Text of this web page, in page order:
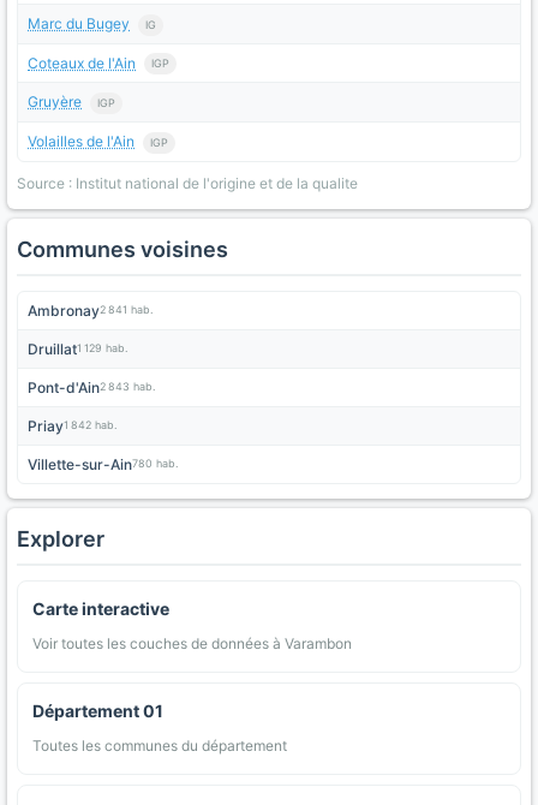
Marc du Bugey IG
Coteaux de l'Ain IGP
Gruyère IGP
Volailles de l'Ain IGP
Source : Institut national de l'origine et de la qualite
Communes voisines
Ambronay2 841 hab.
Druillat1 129 hab.
Pont-d'Ain2 843 hab.
Priay1 842 hab.
Villette-sur-Ain780 hab.
Explorer
Carte interactive
Voir toutes les couches de données à Varambon
Département 01
Toutes les communes du département